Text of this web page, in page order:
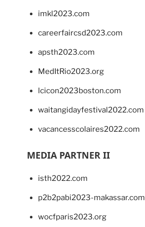
imkl2023.com
careerfaircsd2023.com
apsth2023.com
MedItRio2023.org
lcicon2023boston.com
waitangidayfestival2022.com
vacancesscolaires2022.com
MEDIA PARTNER II
isth2022.com
p2b2pabi2023-makassar.com
wocfparis2023.org